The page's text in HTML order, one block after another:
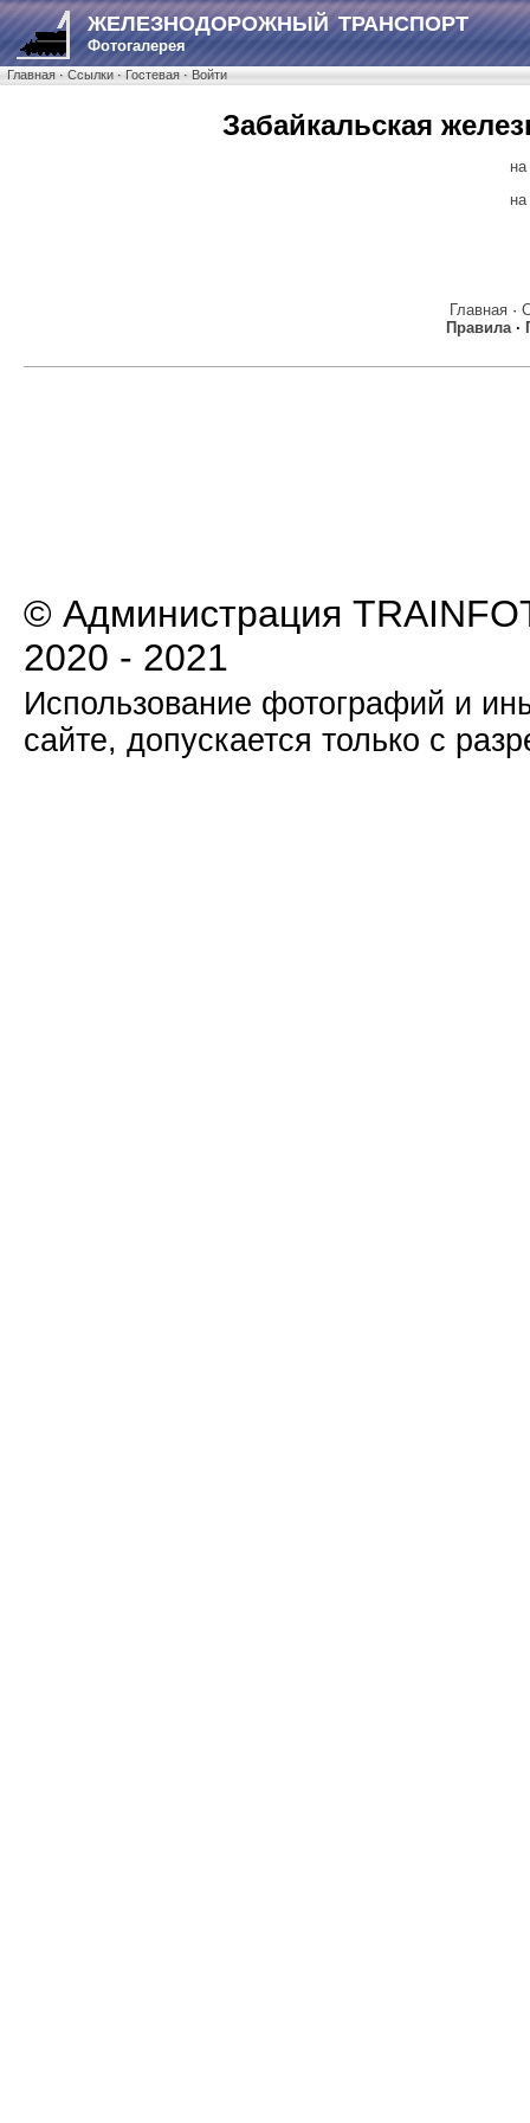
ЖЕЛЕЗНОДОРОЖНЫЙ ТРАНСПОРТ
Фотогалерея
Главная·Ссылки·Гостевая·Войти
Забайкальская
Главная·
Правила·
© Администрация
2020 - 2021
Использование фотографий и
сайте, допускается только с